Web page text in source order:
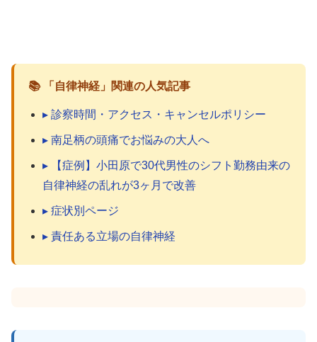
📚 「自律神経」関連の人気記事
▸ 診察時間・アクセス・キャンセルポリシー
▸ 南足柄の頭痛でお悩みの大人へ
▸ 【症例】小田原で30代男性のシフト勤務由来の
自律神経の乱れが3ヶ月で改善
▸ 症状別ページ
▸ 責任ある立場の自律神経